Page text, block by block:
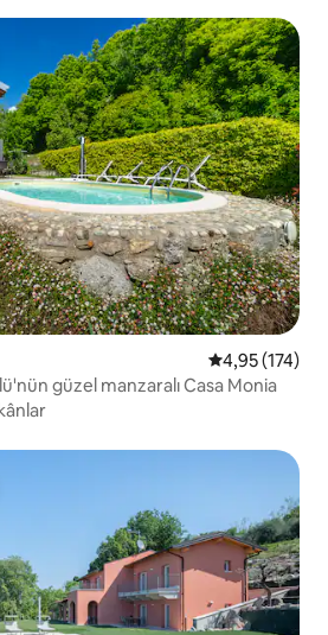
5 üzerinden
4,95 (174)
güzel manzaralı Casa Monia